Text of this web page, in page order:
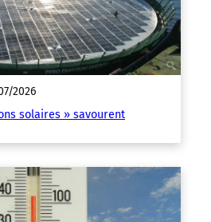
2026
solaires » savourent